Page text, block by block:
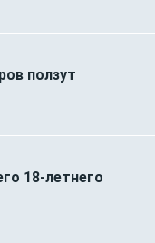
ползут
18-летнего